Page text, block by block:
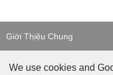
Giới Thiệu Chung
Liên Hệ
We use cookies and